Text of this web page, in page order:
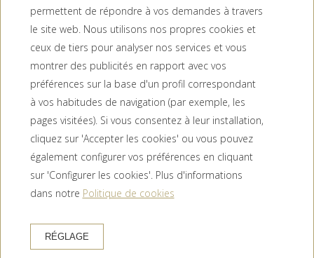
Conditions de réservation
Politique de confidentialité
Politique de cookies
Avis juridique
Newsletter
Contactez
Carrer Mas del Pla, 7, 17700 La Jonquera, Girona (España)
+34 972 55 65 58
permettent de répondre à vos demandes à travers
le site web. Nous utilisons nos propres cookies et
ceux de tiers pour analyser nos services et vous
montrer des publicités en rapport avec vos
préférences sur la base d'un profil correspondant
à vos habitudes de navigation (par exemple, les
pages visitées). Si vous consentez à leur installation,
cliquez sur 'Accepter les cookies' ou vous pouvez
également configurer vos préférences en cliquant
sur 'Configurer les cookies'. Plus d'informations
dans notre Politique de cookies
RÉGLAGE